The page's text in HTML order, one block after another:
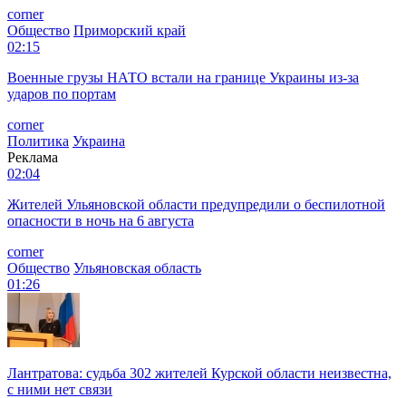
corner
Общество Приморский край
02:15
Военные грузы НАТО встали на границе Украины из-за
ударов по портам
corner
Политика Украина
Реклама
02:04
Жителей Ульяновской области предупредили о беспилотной
опасности в ночь на 6 августа
corner
Общество Ульяновская область
01:26
Лантратова: судьба 302 жителей Курской области неизвестна,
с ними нет связи